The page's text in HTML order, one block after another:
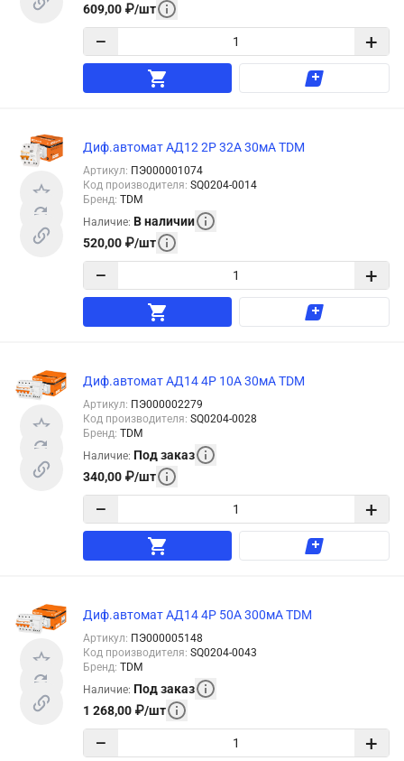
609,00 ₽/шт
− +
Диф.автомат АД12 2Р 32А 30мА TDM
Артикул: ПЭ000001074
Код производителя: SQ0204-0014
Бренд: TDM
Наличие: В наличии
520,00 ₽/шт
− +
Диф.автомат АД14 4Р 10А 30мА TDM
Артикул: ПЭ000002279
Код производителя: SQ0204-0028
Бренд: TDM
Наличие: Под заказ
340,00 ₽/шт
− +
Диф.автомат АД14 4Р 50А 300мА TDM
Артикул: ПЭ000005148
Код производителя: SQ0204-0043
Бренд: TDM
Наличие: Под заказ
1 268,00 ₽/шт
− +